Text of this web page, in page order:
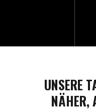
UNSERE
NÄHER,